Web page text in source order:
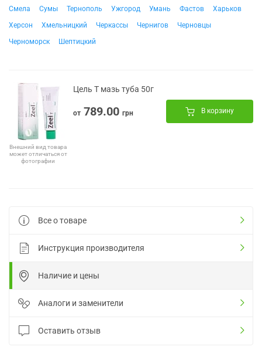
Смела
Сумы Тернополь Ужгород Умань Фастов
Харьков
Херсон
Хмельницкий Черкассы Чернигов
Черновцы
Черноморск
Шептицкий
Внешний вид товара
может отличаться от
фотографии
Цель Т мазь туба 50г
от 789.00 грн В корзину
Все о товаре
Инструкция производителя
Наличие и цены
Аналоги и заменители
Оставить отзыв